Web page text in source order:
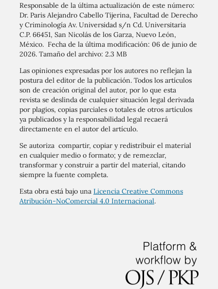
Responsable de la última actualización de este número:
Dr. Paris Alejandro Cabello Tijerina, Facultad de Derecho
y Criminología Av. Universidad s/n Cd. Universitaria
C.P. 66451, San Nicolás de los Garza, Nuevo León,
México. Fecha de la última modificación: 06 de junio de
2026. Tamaño del archivo: 2.3 MB
Las opiniones expresadas por los autores no reflejan la
postura del editor de la publicación. Todos los artículos
son de creación original del autor, por lo que esta
revista se deslinda de cualquier situación legal derivada
por plagios, copias parciales o totales de otros artículos
ya publicados y la responsabilidad legal recaerá
directamente en el autor del artículo.
Se autoriza compartir, copiar y redistribuir el material
en cualquier medio o formato; y de remezclar,
transformar y construir a partir del material, citando
siempre la fuente completa.
Esta obra está bajo una Licencia Creative Commons
Atribución-NoComercial 4.0 Internacional.